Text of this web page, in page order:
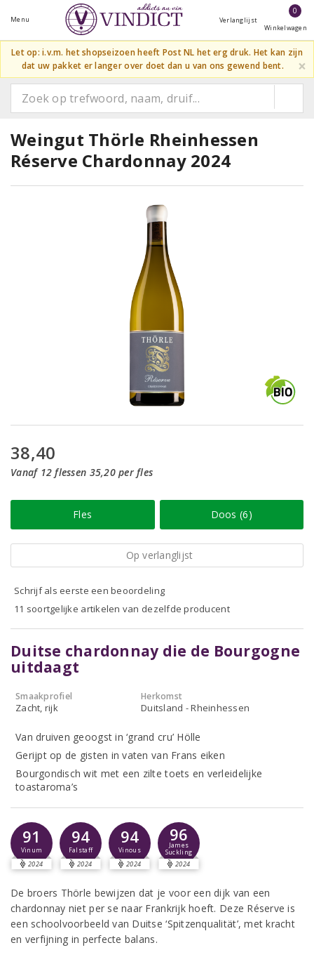
Menu Verlanglijst
0
Winkelwagen
Let op: i.v.m. het shopseizoen heeft Post NL het erg druk. Het kan zijn
dat uw pakket er langer over doet dan u van ons gewend bent.
×
Weingut Thörle Rheinhessen
Réserve Chardonnay 2024
38,40
Vanaf 12 flessen 35,20 per fles
Fles Doos (6)
Op verlanglijst
Schrijf als eerste een beoordeling
11 soortgelijke artikelen van dezelfde producent
Duitse chardonnay die de Bourgogne
uitdaagt
Smaakprofiel
Zacht, rijk
Herkomst
Duitsland - Rheinhessen
Van druiven geoogst in ‘grand cru’ Hölle
Gerijpt op de gisten in vaten van Frans eiken
Bourgondisch wit met een zilte toets en verleidelijke
toastaroma’s
91
Vinum
2024
94
Falstaff
2024
94
Vinous
2024
96
James
Suckling
2024
De broers Thörle bewijzen dat je voor een dijk van een
chardonnay niet per se naar Frankrijk hoeft. Deze Réserve is
een schoolvoorbeeld van Duitse ‘Spitzenqualität’, met kracht
en verfijning in perfecte balans.